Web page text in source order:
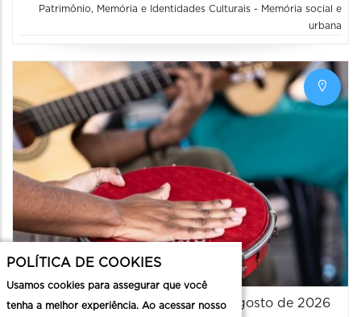
Patrimônio, Memória e Identidades Culturais - Memória social e
urbana
Rede de Identidades Culturais - Agosto de 2026
POLÍTICA DE COOKIES
Usamos cookies para assegurar que você
tenha a melhor experiência. Ao acessar nosso